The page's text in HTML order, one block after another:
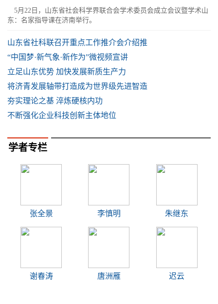
5月22日，山东省社会科学界联合会学术委员会成立会议暨学术山
东：名家指导课在济南举行。
山东省社科联召开重点工作推介会介绍推
“中国梦·新气象·新作为”微视频宣讲
立足山东优势 加快发展新质生产力
将济青发展轴带打造成为世界级先进智造
夯实理论之基 淬炼硬核内功
不断强化企业科技创新主体地位
学者专栏
张全景 李慎明 朱继东
谢春涛 唐洲雁 迟云